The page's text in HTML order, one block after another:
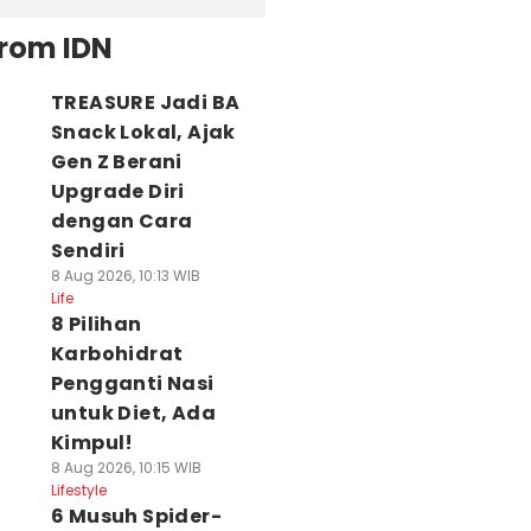
IDN
TREASURE Jadi BA
Snack Lokal, Ajak
Gen Z Berani
Upgrade Diri
dengan Cara
Sendiri
8 Aug 2026, 10:13 WIB
Life
8 Pilihan
Karbohidrat
Pengganti Nasi
untuk Diet, Ada
Kimpul!
8 Aug 2026, 10:15 WIB
Lifestyle
6 Musuh Spider-